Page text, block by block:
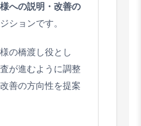
への説明・改善の
ションです。
の橋渡し役とし
が進むように調整
善の方向性を提案